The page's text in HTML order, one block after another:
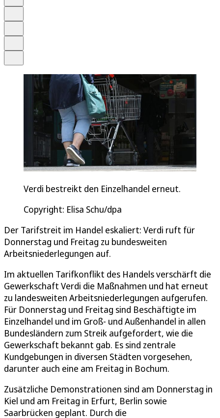
Verdi bestreikt den Einzelhandel erneut.
Copyright: Elisa Schu/dpa
Der Tarifstreit im Handel eskaliert: Verdi ruft für
Donnerstag und Freitag zu bundesweiten
Arbeitsniederlegungen auf.
Im aktuellen Tarifkonflikt des Handels verschärft die
Gewerkschaft Verdi die Maßnahmen und hat erneut
zu landesweiten Arbeitsniederlegungen aufgerufen.
Für Donnerstag und Freitag sind Beschäftigte im
Einzelhandel und im Groß- und Außenhandel in allen
Bundesländern zum Streik aufgefordert, wie die
Gewerkschaft bekannt gab. Es sind zentrale
Kundgebungen in diversen Städten vorgesehen,
darunter auch eine am Freitag in Bochum.
Zusätzliche Demonstrationen sind am Donnerstag in
Kiel und am Freitag in Erfurt, Berlin sowie
Saarbrücken geplant. Durch die